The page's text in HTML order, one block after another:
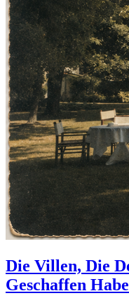
Die Villen, Die
Geschaffen